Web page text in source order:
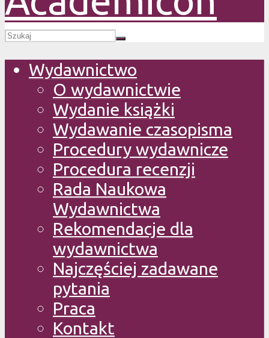
Wydawnictwo
O wydawnictwie
Wydanie książki
Wydawanie czasopisma
Procedury wydawnicze
Procedura recenzji
Rada Naukowa
Wydawnictwa
Rekomendacje dla
wydawnictwa
Najczęściej zadawane
pytania
Praca
Kontakt